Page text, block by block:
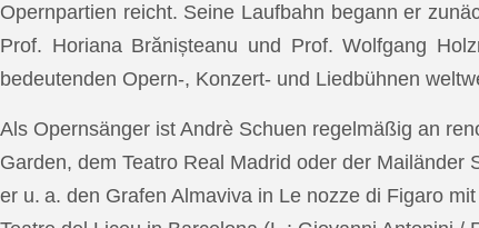
Opernpartien reicht. Seine Laufbahn begann er
Prof. Horiana Brănișteanu und Prof. Wolfgang
bedeutenden Opern-, Konzert- und Liedbühnen
Als Opernsänger ist Andrè Schuen regelmäßig an
Garden, dem Teatro Real Madrid oder der
er u. a. den Grafen Almaviva in Le nozze di Figaro